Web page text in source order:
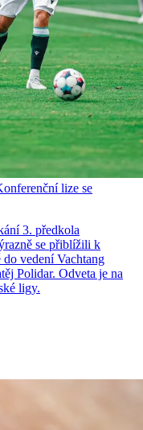
lize se
3. předkola
se přiblížili k
vedení Vachtang
Polidar. Odveta je na
ligy.